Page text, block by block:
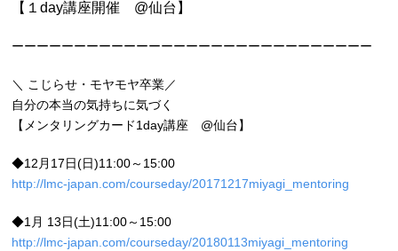
【１day講座開催 @仙台】
ーーーーーーーーーーーーーーーーーーーーーーーーーーーーー
＼ こじらせ・モヤモヤ卒業／
自分の本当の気持ちに気づく
【メンタリングカード1day講座 @仙台】
◆12月17日(日)11:00～15:00
http://lmc-japan.com/courseday/20171217miyagi_mentoring
◆1月 13日(土)11:00～15:00
http://lmc-japan.com/courseday/20180113miyagi_mentoring